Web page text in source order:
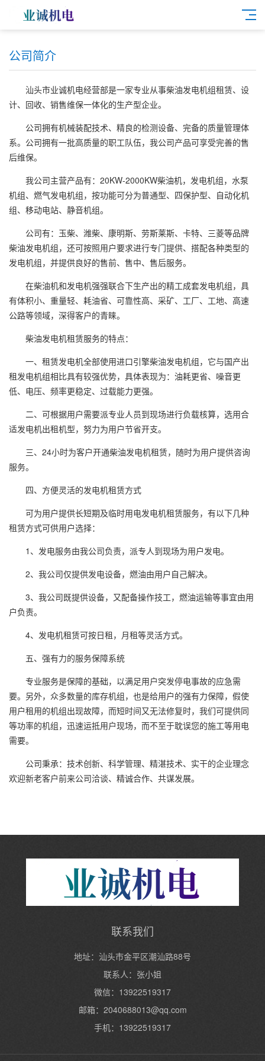
公司简介
汕头市业诚机电经营部是一家专业从事柴油发电机组租赁、设
计、回收、销售维保一体化的生产型企业。
公司拥有机械装配技术、精良的检测设备、完备的质量管理体
系。公司拥有一批高质量的职工队伍，我公司产品可享受完善的售
后维保。
我公司主营产品有：20KW-2000KW柴油机，发电机组，水泵
机组、燃气发电机组，按功能可分为普通型、四保护型、自动化机
组、移动电站、静音机组。
公司有：玉柴、潍柴、康明斯、劳斯莱斯、卡特、三菱等品牌
柴油发电机组，还可按照用户要求进行专门提供、搭配各种类型的
发电机组，并提供良好的售前、售中、售后服务。
在柴油机和发电机强强联合下生产出的精工成套发电机组，具
有体积小、重量轻、耗油省、可靠性高、采矿、工厂、工地、高速
公路等领域，深得客户的青睐。
柴油发电机租赁服务的特点：
一、租赁发电机全部使用进口引擎柴油发电机组，它与国产出
租发电机组相比具有较强优势，具体表现为：油耗更省、噪音更
低、电压、频率更稳定、过载能力更强。
二、可根据用户需要派专业人员到现场进行负载核算，选用合
适发电机出租机型，努力为用户节省开支。
三、24小时为客户开通柴油发电机租赁，随时为用户提供咨询
服务。
四、方便灵活的发电机租赁方式
可为用户提供长短期及临时用电发电机租赁服务，有以下几种
租赁方式可供用户选择：
1、发电服务由我公司负责，派专人到现场为用户发电。
2、我公司仅提供发电设备，燃油由用户自己解决。
3、我公司既提供设备，又配备操作技工，燃油运输等事宜由用
户负责。
4、发电机租赁可按日租，月租等灵活方式。
五、强有力的服务保障系统
专业服务是保障的基础，以满足用户突发停电事故的应急需
要。另外，众多数量的库存机组，也是给用户的强有力保障，假使
用户租用的机组出现故障，而短时间又无法修复时，我们可提供同
等功率的机组，迅速运抵用户现场，而不至于耽误您的施工等用电
需要。
公司秉承：技术创新、科学管理、精湛技术、实干的企业理念
欢迎新老客户前来公司洽谈、精诚合作、共谋发展。
联系我们
地址：汕头市金平区潮汕路88号
联系人：张小姐
微信：13922519317
邮箱：2040688013@qq.com
手机：13922519317